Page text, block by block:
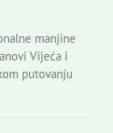
manjine
Vijeća i
putovanju